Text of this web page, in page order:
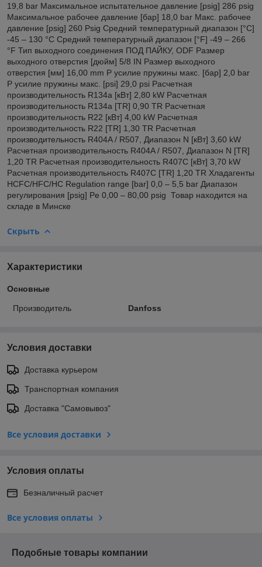
19,8 bar Максимальное испытательное давление [psig] 286 psig
Максимальное рабочее давление [бар] 18,0 bar Макс. рабочее
давление [psig] 260 Psig Средний температурный диапазон [°C]
-45 – 130 °C Средний температурный диапазон [°F] -49 – 266
°F Тип выходного соединения ПОД ПАЙКУ, ODF Размер
выходного отверстия [дюйм] 5/8 IN Размер выходного
отверстия [мм] 16,00 mm P усилие пружины макс. [бар] 2,0 bar
P усилие пружины макс. [psi] 29,0 psi Расчетная
производительность R134a [кВт] 2,80 kW Расчетная
производительность R134a [TR] 0,90 TR Расчетная
производительность R22 [кВт] 4,00 kW Расчетная
производительность R22 [TR] 1,30 TR Расчетная
производительность R404A / R507, Диапазон N [кВт] 3,60 kW
Расчетная производительность R404A / R507, Диапазон N [TR]
1,20 TR Расчетная производительность R407C [кВт] 3,70 kW
Расчетная производительность R407C [TR] 1,20 TR Хладагенты
HCFC/HFC/HC Regulation range [bar] 0,0 – 5,5 bar Диапазон
регулирования [psig] Pe 0,00 – 80,00 psig Товар находится на
складе в Минске
Скрыть
Характеристики
Основные
Производитель Danfoss
Условия доставки
Доставка курьером
Транспортная компания
Доставка "Самовывоз"
Все условия доставки
Условия оплаты
Безналичный расчет
Все условия оплаты
Подобные товары компании